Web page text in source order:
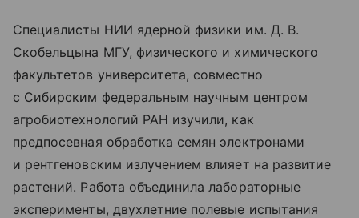
Специалисты НИИ ядерной физики им. Д. В.
Скобельцына МГУ, физического и химического
факультетов университета, совместно
с Сибирским федеральным научным центром
агробиотехнологий РАН изучили, как
предпосевная обработка семян электронами
и рентгеновским излучением влияет на развитие
растений. Работа объединила лабораторные
эксперименты, двухлетние полевые испытания